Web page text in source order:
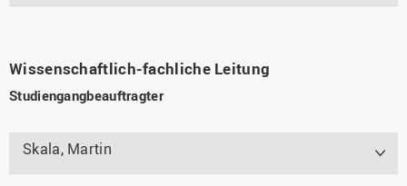
Wissenschaftlich-fachliche Leitung
Studiengangbeauftragter
Skala, Martin